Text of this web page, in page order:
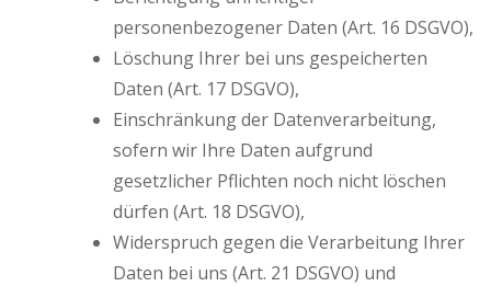
personenbezogener Daten (Art. 16 DSGVO),
Löschung Ihrer bei uns gespeicherten
Daten (Art. 17 DSGVO),
Einschränkung der Datenverarbeitung,
sofern wir Ihre Daten aufgrund
gesetzlicher Pflichten noch nicht löschen
dürfen (Art. 18 DSGVO),
Widerspruch gegen die Verarbeitung Ihrer
Daten bei uns (Art. 21 DSGVO) und